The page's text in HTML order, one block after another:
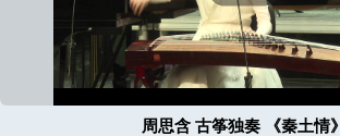
周思含 古筝独奏 《秦土情》